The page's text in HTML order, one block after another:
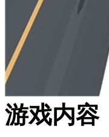
游戏内容